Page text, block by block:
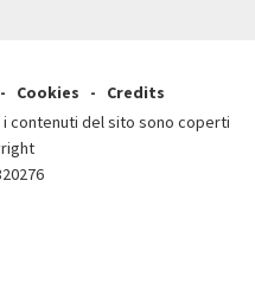
Cookies
Credits
i contenuti del sito sono coperti